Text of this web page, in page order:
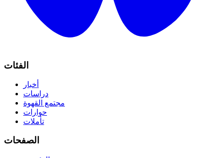
الفئات
أخبار
دراسات
مجتمع القهوة
حوارات
تأملات
الصفحات